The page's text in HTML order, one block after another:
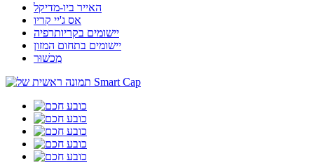
האייר ביו-מדיקל
אס ג'יי קריו
יישומים בקריותרפיה
יישומים בתחום המזון
מִכשׁוּר